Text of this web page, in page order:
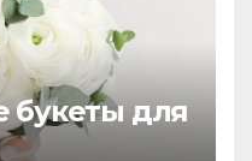
букеты для